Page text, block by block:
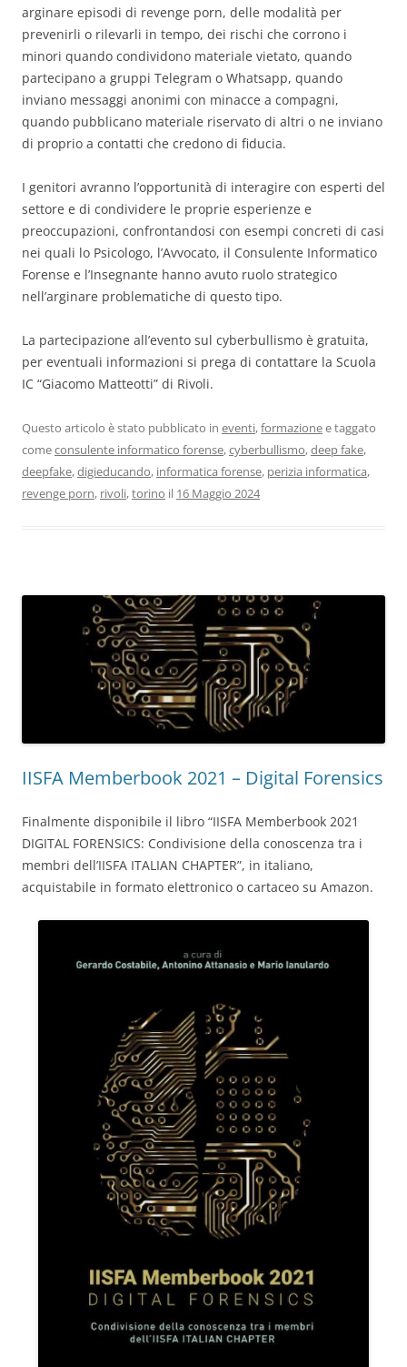
arginare episodi di revenge porn, delle modalità per
prevenirli o rilevarli in tempo, dei rischi che corrono i
minori quando condividono materiale vietato, quando
partecipano a gruppi Telegram o Whatsapp, quando
inviano messaggi anonimi con minacce a compagni,
quando pubblicano materiale riservato di altri o ne inviano
di proprio a contatti che credono di fiducia.
I genitori avranno l’opportunità di interagire con esperti del
settore e di condividere le proprie esperienze e
preoccupazioni, confrontandosi con esempi concreti di casi
nei quali lo Psicologo, l’Avvocato, il Consulente Informatico
Forense e l’Insegnante hanno avuto ruolo strategico
nell’arginare problematiche di questo tipo.
La partecipazione all’evento sul cyberbullismo è gratuita,
per eventuali informazioni si prega di contattare la Scuola
IC “Giacomo Matteotti” di Rivoli.
Questo articolo è stato pubblicato in eventi,formazionee taggato
comeconsulente informatico forense,cyberbullismo,deep fake,
deepfake,digieducando, informatica forense, perizia informatica,
revenge porn, rivoli,torino il 16 Maggio 2024
IISFA Memberbook 2021 – Digital Forensics
Finalmente disponibile il libro “IISFA Memberbook 2021
DIGITAL FORENSICS: Condivisione della conoscenza tra i
membri dell’IISFA ITALIAN CHAPTER”, in italiano,
acquistabile in formato elettronico o cartaceo su Amazon.